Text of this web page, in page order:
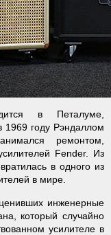
в Петалуме,
году Рэндаллом
ремонтом,
Fender. Из
в одного из
в мире.
инженерные
который случайно
усилителе в